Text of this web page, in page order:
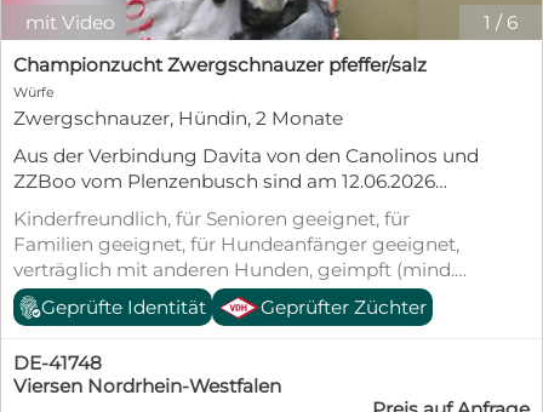
1 / 6
mit Video
Championzucht Zwergschnauzer pfeffer/salz
Würfe
Zwergschnauzer, Hündin, 2 Monate
Aus der Verbindung Davita von den Canolinos und
ZZBoo vom Plenzenbusch sind am 12.06.2026
sechs wunderschöne Welpen geboren worden. Es
sind 4 Rüden und 2 Hündinnen, von denen eine
Hündin noch ihr passendes Zuhause sucht. Die
Elterntiere haben alle erforderlichen
Gesundheitsuntersuchungen und tragen den Titel
Deutsche Champion. Die Welpen sind ab dem
14.08. im Alter von 9 Wochen abzugeben. Sie sind
dann mehrfach entwurmt, geimpft und gechipt
Kinderfreundlich, für Senioren geeignet, für
Familien geeignet, für Hundeanfänger geeignet,
verträglich mit anderen Hunden, geimpft (mind.
Pflichtimpfungen), entwurmt, gechipt, mit EU-
Heimtierausweis, Allergikerfreundlich
Geprüfte Identität Geprüfter Züchter
DE-41748
Viersen Nordrhein-Westfalen